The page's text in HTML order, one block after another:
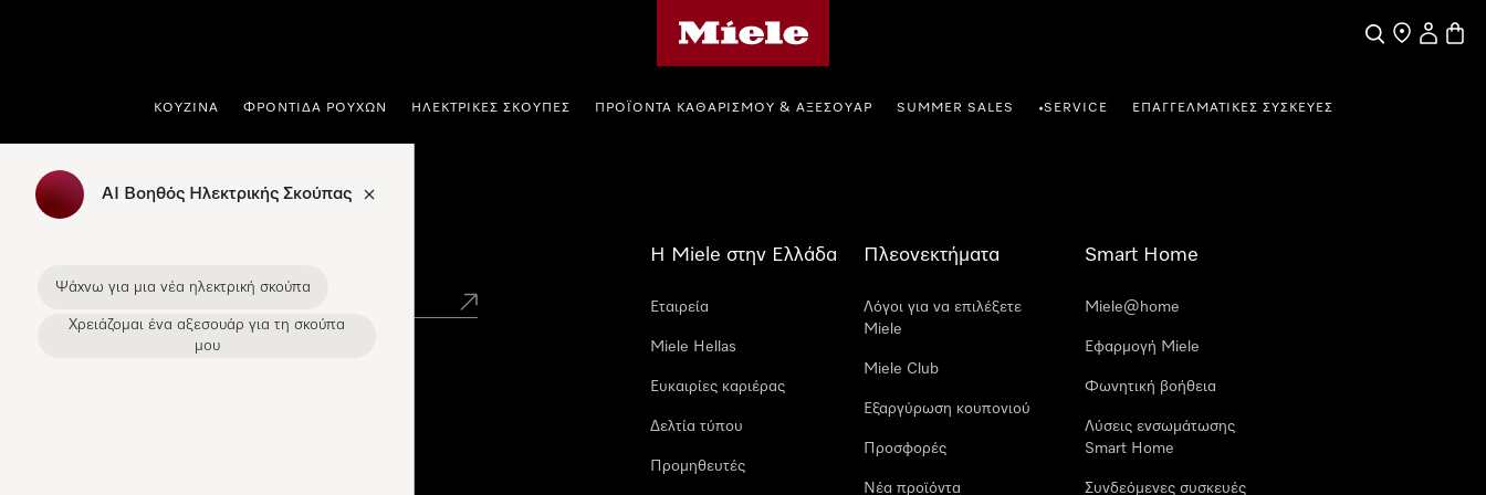
Αναζήτηση
Εύρεση
Ο
ΚΟΥΖΊΝΑ ΦΡΟΝΤΊΔΑ ΡΟΎΧΩΝ ΗΛΕΚΤΡΙΚΈΣ ΣΚΟΎΠΕΣ ΠΡΟΪΌΝΤΑ ΚΑΘΑΡΙΣΜΟΎ & ΑΞΕΣΟΥΆΡ SUMMER SALES •SERVICE ΕΠΑΓΓΕΛΜΑΤΙΚΈΣ ΣΥΣΚΕΥΈΣ
AI Βοηθός Ηλεκτρικής Σκούπας
Ψάχνω για μια νέα ηλεκτρική σκούπα
Χρειάζομαι ένα αξεσουάρ για τη σκούπα
μου
Η Miele στην Ελλάδα
Εταιρεία
Miele Hellas
Ευκαιρίες καριέρας
Δελτία τύπου
Προμηθευτές
Πλεονεκτήματα
Λόγοι για να επιλέξετε
Miele
Miele Club
Εξαργύρωση κουπονιού
Προσφορές
Νέα προϊόντα
Smart Home
Miele@home
Εφαρμογή Miele
Φωνητική βοήθεια
Λύσεις ενσωμάτωσης
Smart Home
Συνδεόμενες συσκευές